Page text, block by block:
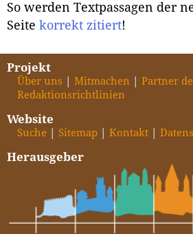
So werden Textpassagen der
Seite korrekt zitiert!
Projekt
Über uns Mitmachen
Partner
Redaktionsrichtlinien
Website
Suche Sitemap Kontakt
Herausgeber